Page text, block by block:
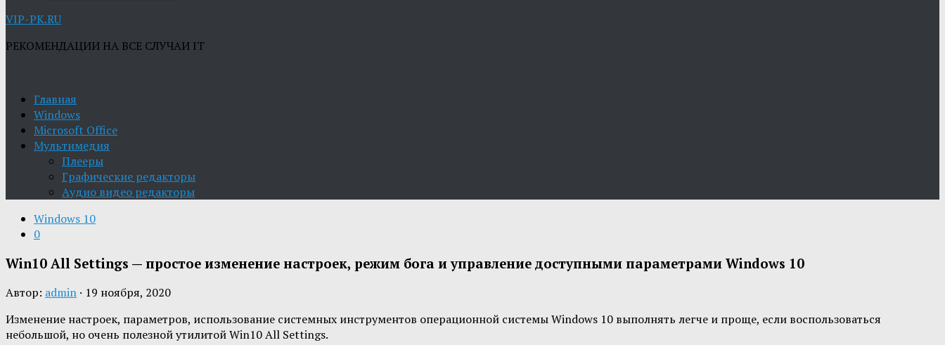
VIP-PK.RU
РЕКОМЕНДАЦИИ НА ВСЕ СЛУЧАИ IT
Главная
Windows
Microsoft Office
Мультимедия
Плееры
Графические редакторы
Aудио видео редакторы
Windows 10
0
Win10 All Settings — простое изменение настроек, режим бога и управление доступными параметрами Windows 10
Автор: admin · 19 ноября, 2020
Изменение настроек, параметров, использование системных инструментов операционной системы Windows 10 выполнять легче и проще, если воспользоваться
небольшой, но очень полезной утилитой Win10 All Settings.